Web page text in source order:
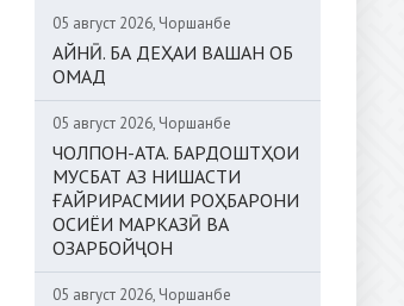
05 август 2026, Чоршанбе
АЙНӢ. БА ДЕҲАИ ВАШАН ОБ
ОМАД
05 август 2026, Чоршанбе
ЧОЛПОН-АТА. БАРДОШТҲОИ
МУСБАТ АЗ НИШАСТИ
ҒАЙРИРАСМИИ РОҲБАРОНИ
ОСИЁИ МАРКАЗӢ ВА
ОЗАРБОЙҶОН
05 август 2026, Чоршанбе